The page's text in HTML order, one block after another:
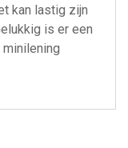
kan lastig zijn
is er een